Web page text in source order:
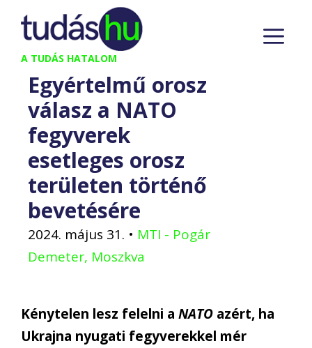
Kilépés
tartalomba
A TUDÁS HATALOM
Egyértelmű orosz
válasz a NATO
fegyverek
esetleges orosz
területen történő
bevetésére
2024. május 31. • MTI - Pogár
Demeter, Moszkva
Kénytelen lesz felelni a NATO azért, ha
Ukrajna nyugati fegyverekkel mér